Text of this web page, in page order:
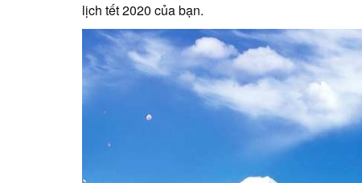
lịch tết 2020 của bạn.